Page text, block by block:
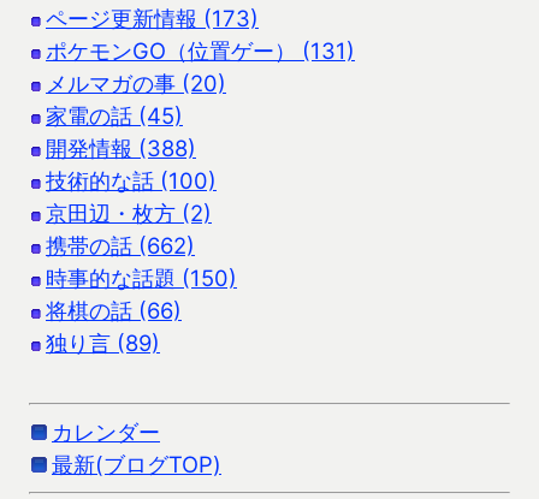
ページ更新情報 (173)
ポケモンGO（位置ゲー） (131)
メルマガの事 (20)
家電の話 (45)
開発情報 (388)
技術的な話 (100)
京田辺・枚方 (2)
携帯の話 (662)
時事的な話題 (150)
将棋の話 (66)
独り言 (89)
カレンダー
最新(ブログTOP)